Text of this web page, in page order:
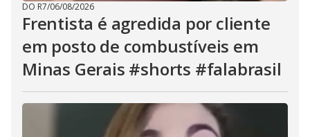
DO R7/06/08/2026
Frentista é agredida por cliente
em posto de combustíveis em
Minas Gerais #shorts #falabrasil